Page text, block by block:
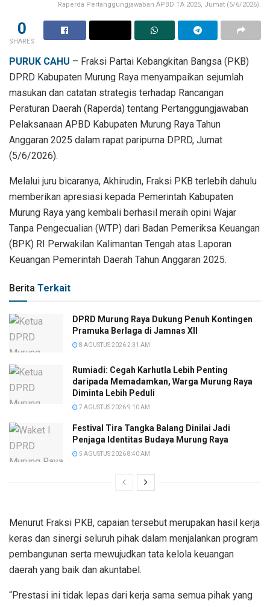
Raperda Pertanggungjawaban APBD TA 2025, Jumat (5/6/2026).
0
SHARES
PURUK CAHU – Fraksi Partai Kebangkitan Bangsa (PKB)
DPRD Kabupaten Murung Raya menyampaikan sejumlah
masukan dan catatan strategis terhadap Rancangan
Peraturan Daerah (Raperda) tentang Pertanggungjawaban
Pelaksanaan APBD Kabupaten Murung Raya Tahun
Anggaran 2025 dalam rapat paripurna DPRD, Jumat
(5/6/2026).
Melalui juru bicaranya, Akhirudin, Fraksi PKB terlebih dahulu
memberikan apresiasi kepada Pemerintah Kabupaten
Murung Raya yang kembali berhasil meraih opini Wajar
Tanpa Pengecualian (WTP) dari Badan Pemeriksa Keuangan
(BPK) RI Perwakilan Kalimantan Tengah atas Laporan
Keuangan Pemerintah Daerah Tahun Anggaran 2025.
Berita Terkait
DPRD Murung Raya Dukung Penuh Kontingen
Pramuka Berlaga di Jamnas XII
8 AGUSTUS 2026 2:31 AM
Rumiadi: Cegah Karhutla Lebih Penting
daripada Memadamkan, Warga Murung Raya
Diminta Lebih Peduli
7 AGUSTUS 2026 9:10 AM
Festival Tira Tangka Balang Dinilai Jadi
Penjaga Identitas Budaya Murung Raya
5 AGUSTUS 2026 8:40 AM
Menurut Fraksi PKB, capaian tersebut merupakan hasil kerja
keras dan sinergi seluruh pihak dalam menjalankan program
pembangunan serta mewujudkan tata kelola keuangan
daerah yang baik dan akuntabel.
“Prestasi ini tidak lepas dari kerja sama semua pihak yang